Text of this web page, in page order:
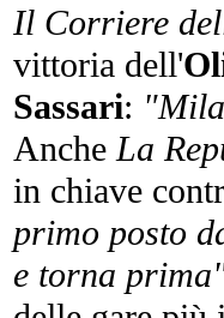
Il Corriere
vittoria dell'
Sassari:
AncheLa
in chiave
primo posto
e torna